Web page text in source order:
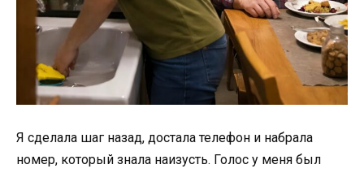
Я сделала шаг назад, достала телефон и набрала
номер, который знала наизусть. Голос у меня был